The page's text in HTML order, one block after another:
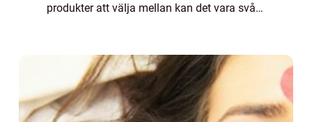
produkter att välja mellan kan det vara svårt